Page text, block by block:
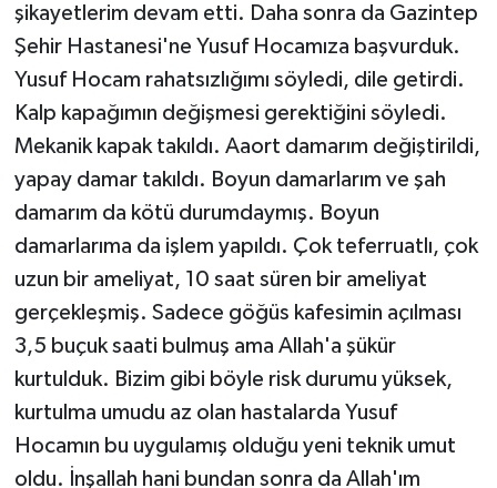
şikayetlerim devam etti. Daha sonra da Gazintep
Şehir Hastanesi'ne Yusuf Hocamıza başvurduk.
Yusuf Hocam rahatsızlığımı söyledi, dile getirdi.
Kalp kapağımın değişmesi gerektiğini söyledi.
Mekanik kapak takıldı. Aaort damarım değiştirildi,
yapay damar takıldı. Boyun damarlarım ve şah
damarım da kötü durumdaymış. Boyun
damarlarıma da işlem yapıldı. Çok teferruatlı, çok
uzun bir ameliyat, 10 saat süren bir ameliyat
gerçekleşmiş. Sadece göğüs kafesimin açılması
3,5 buçuk saati bulmuş ama Allah'a şükür
kurtulduk. Bizim gibi böyle risk durumu yüksek,
kurtulma umudu az olan hastalarda Yusuf
Hocamın bu uygulamış olduğu yeni teknik umut
oldu. İnşallah hani bundan sonra da Allah'ım